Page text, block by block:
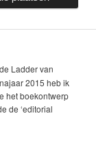
Ladder van
2015 heb ik
het boekontwerp
de ‘editorial